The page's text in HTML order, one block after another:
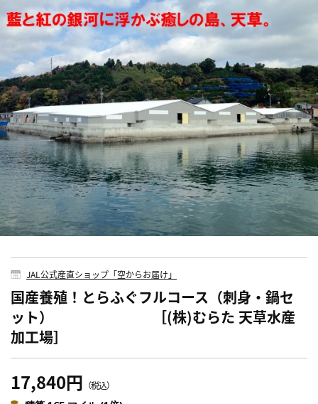
JAL公式産直ショップ「空からお届け」
国産養殖！とらふぐフルコース（刺身・鍋セ
ット） ［(株)むらた 天草水産
加工場］
17,840円 （税込）